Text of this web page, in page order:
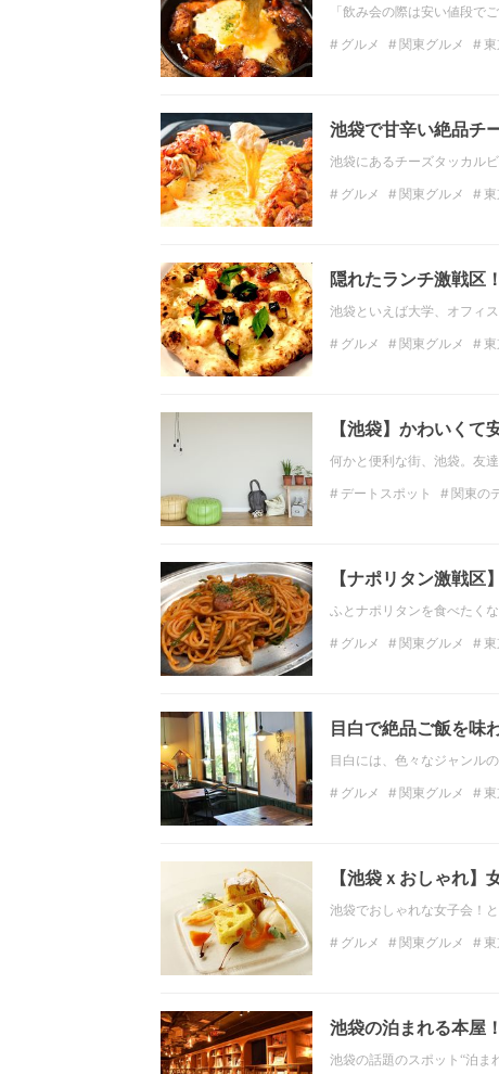
「飲み会の際は安い値段で
グルメ 関東グルメ
池袋で甘辛い絶品チ
池袋にあるチーズタッカル
グルメ 関東グルメ
隠れたランチ激戦区
池袋といえば大学、オフィ
グルメ 関東グルメ
【池袋】かわいくて
何かと便利な街、池袋。友
デートスポット 関東の
【ナポリタン激戦
ふとナポリタンを食べたく
グルメ 関東グルメ
目白で絶品ご飯を味
目白には、色々なジャンル
グルメ 関東グルメ
【池袋ｘおしゃれ
池袋でおしゃれな女子会！
グルメ 関東グルメ
池袋の泊まれる本屋
池袋の話題のスポット“泊